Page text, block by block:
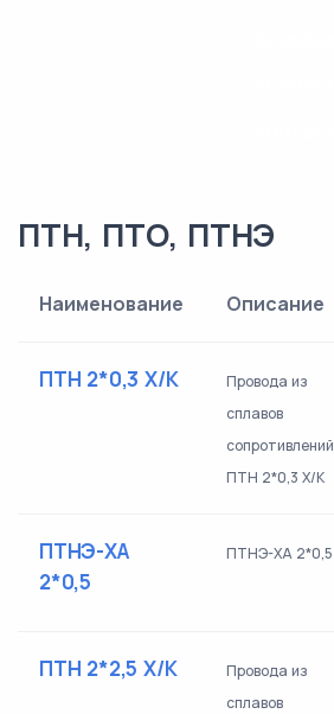
ПТН, ПТО, ПТНЭ
Наименование Описание
ПТН 2*0,3 Х/К
Провода из
сплавов
сопротивлений
ПТН 2*0,3 Х/К
ПТНЭ-ХА
2*0,5
ПТНЭ-ХА 2*0,5
ПТН 2*2,5 Х/К
Провода из
сплавов